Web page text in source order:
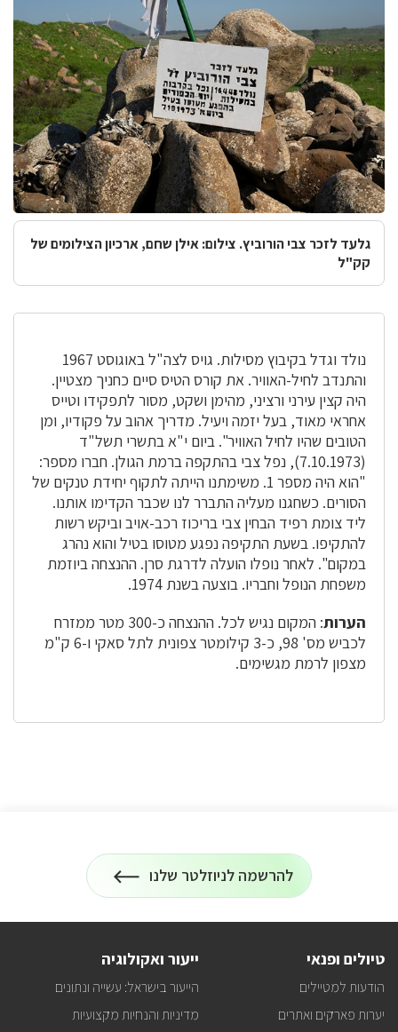
גלעד לזכר צבי הורוביץ. צילום: אילן שחם, ארכיון הצילומים של
קק"ל
נולד וגדל בקיבוץ מסילות. גויס לצה"ל באוגוסט 1967
והתנדב לחיל-האוויר. את קורס הטיס סיים כחניך מצטיין.
היה קצין עירני ורציני, מהימן ושקט, מסור לתפקידו וטייס
אחראי מאוד, בעל יזמה ויעיל. מדריך אהוב על פקודיו, ומן
הטובים שהיו לחיל האוויר". ביום י"א בתשרי תשל"ד
(7.10.1973), נפל צבי בהתקפה ברמת הגולן. חברו מספר:
"הוא היה מספר 1. משימתנו הייתה לתקוף יחידת טנקים של
הסורים. כשחגנו מעליה התברר לנו שכבר הקדימו אותנו.
ליד צומת רפיד הבחין צבי בריכוז רכב-אויב וביקש רשות
להתקיפו. בשעת התקיפה נפגע מטוסו בטיל והוא נהרג
במקום". לאחר נופלו הועלה לדרגת סרן. ההנצחה ביוזמת
משפחת הנופל וחבריו. בוצעה בשנת 1974.
הערות
: המקום נגיש לכל. ההנצחה כ-300 מטר ממזרח
לכביש מס' 98, כ-3 קילומטר צפונית לתל סאקי ו-6 ק"מ
מצפון לרמת מגשימים.
הרשמה
לניוזלטר
להרשמה לניוזלטר שלנו
על
כל
במייל
טיולים ופנאי
הודעות למטיילים
יערות פארקים ואתרים
ייעור ואקולוגיה
הייעור בישראל: עשייה ונתונים
מדיניות והנחיות מקצועיות